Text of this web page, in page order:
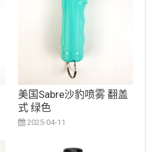
美国Sabre沙豹喷雾 翻盖
式 绿色
2025-04-11